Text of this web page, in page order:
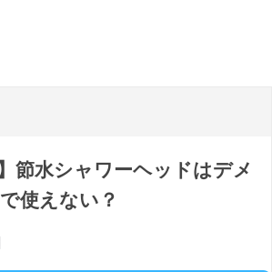
節水シャワーヘッドはデメ
使えない？